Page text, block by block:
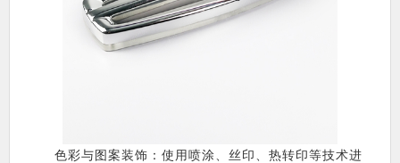
色彩与图案装饰：使用喷涂、丝印、热转印等技术进